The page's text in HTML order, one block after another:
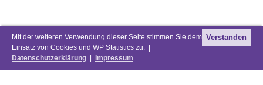
Mit der weiteren Verwendung dieser Seite stimmen Sie dem
Einsatz von Cookies und WP Statistics zu. |
Datenschutzerklärung
Impressum
Verstanden